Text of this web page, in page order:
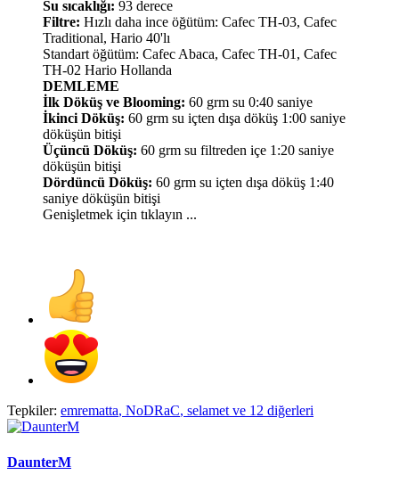
Su sıcaklığı: 93 derece
Filtre: Hızlı daha ince öğütüm: Cafec TH-03, Cafec
Traditional, Hario 40'lı
Standart öğütüm: Cafec Abaca, Cafec TH-01, Cafec
TH-02 Hario Hollanda
DEMLEME
İlk Döküş ve Blooming: 60 grm su 0:40 saniye
İkinci Döküş: 60 grm su içten dışa döküş 1:00 saniye
döküşün bitişi
Üçüncü Döküş: 60 grm su filtreden içe 1:20 saniye
döküşün bitişi
Dördüncü Döküş: 60 grm su içten dışa döküş 1:40
saniye döküşün bitişi
Genişletmek için tıklayın ...
Tepkiler: emrematta, NoDRaC, selamet ve 12 diğerleri
DaunterM